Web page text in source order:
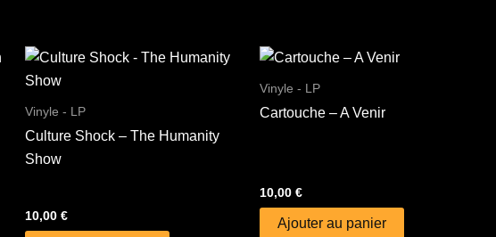
Vinyle - LP
Culture Shock – The Humanity
Show
10,00 €
Vinyle - LP
Cartouche – A Venir
10,00€
Ajouter au panier